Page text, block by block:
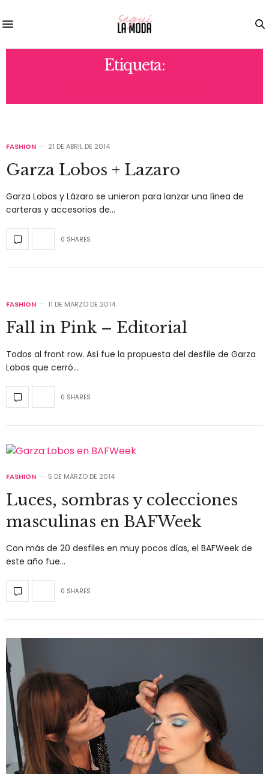
Etiqueta:
FASHION 21 DE ABRIL DE 2014
Garza Lobos + Lazaro
Garza Lobos y Lázaro se unieron para lanzar una línea de
carteras y accesorios de…
0 SHARES
FASHION 11 DE MARZO DE 2014
Fall in Pink – Editorial
Todos al front row. Así fue la propuesta del desfile de Garza
Lobos que cerró…
0 SHARES
FASHION 5 DE MARZO DE 2014
Luces, sombras y colecciones
masculinas en BAFWeek
Con más de 20 desfiles en muy pocos días, el BAFWeek de
este año fue…
0 SHARES